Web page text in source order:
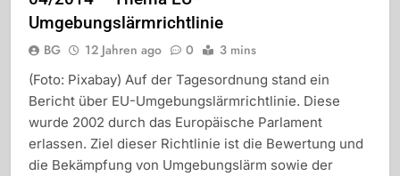
Umgebungslärmrichtlinie
BG 12 Jahren ago 0 3 mins
(Foto: Pixabay) Auf der Tagesordnung stand ein
Bericht über EU-Umgebungslärmrichtlinie. Diese
wurde 2002 durch das Europäische Parlament
erlassen. Ziel dieser Richtlinie ist die Bewertung und
die Bekämpfung von Umgebungslärm sowie der